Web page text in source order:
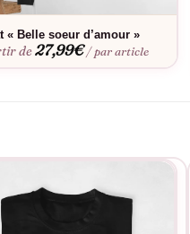
« Belle soeur d’amour »
de27,99€ / par article